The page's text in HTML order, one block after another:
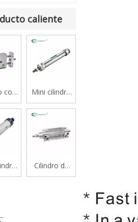
caliente
con
Mini cilindro
serie CJ2B
Cilindro de
vástago